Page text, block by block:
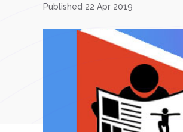
Published 22 Apr 2019